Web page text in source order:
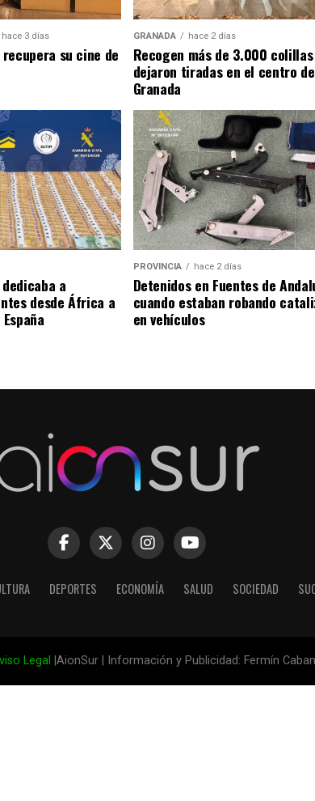
hace 3 días
su cine de
GRANADA hace 2 días
Recogen más de 3.000
dejaron tiradas en el centro de
Granada
a
desde África a
PROVINCIA hace 2 días
Detenidos en Fuentes de
cuando estaban robando
en vehículos
DEPORTES ECONOMÍA SALUD SOCIEDAD
Legal |AionSur | Información y Publicidad: Fermín